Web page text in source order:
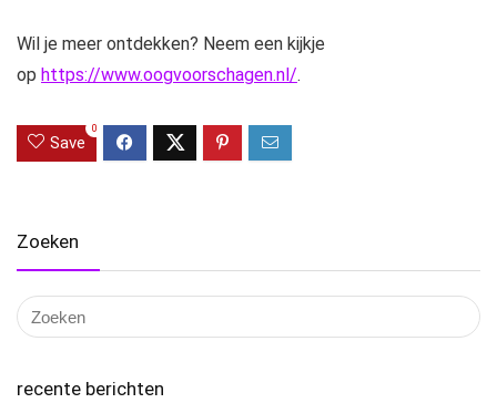
Wil je meer ontdekken? Neem een kijkje
op https://www.oogvoorschagen.nl/.
Save
0
Zoeken
recente berichten